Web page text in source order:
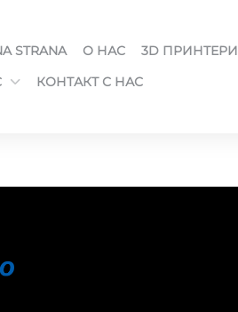
STRANA О НАС 3D ПРИНТЕРИ
КОНТАКТ С НАС